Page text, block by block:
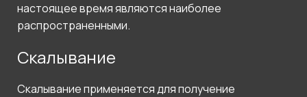
настоящее время являются наиболее
распространенными.
Скалывание
Скалывание применяется для получение